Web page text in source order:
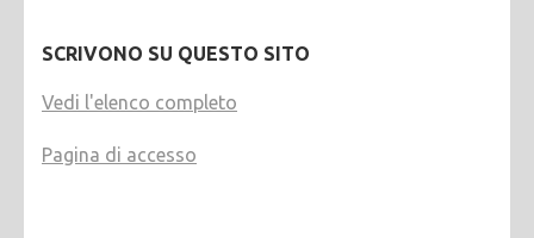
SCRIVONO SU QUESTO SITO
Vedi l'elenco completo
Pagina di accesso